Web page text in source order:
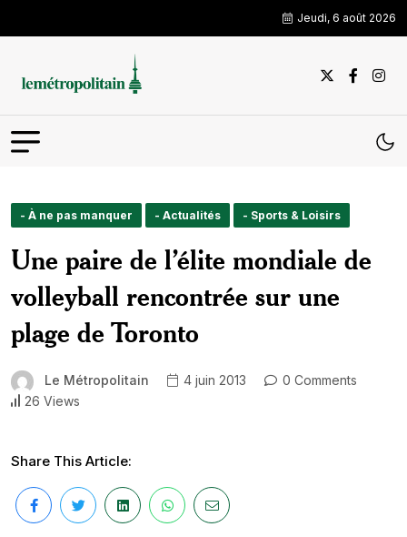
Jeudi, 6 août 2026
- À ne pas manquer - Actualités - Sports & Loisirs
Une paire de l’élite mondiale de
volleyball rencontrée sur une
plage de Toronto
Le Métropolitain 4 juin 2013
0 Comments
26 Views
Share This Article: